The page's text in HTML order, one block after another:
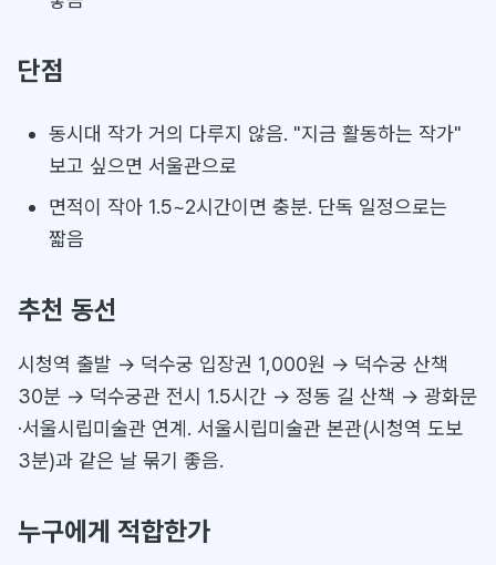
단점
동시대 작가 거의 다루지 않음. "지금 활동하는 작가"
보고 싶으면 서울관으로
면적이 작아 1.5~2시간이면 충분. 단독 일정으로는
짧음
추천 동선
시청역 출발 → 덕수궁 입장권 1,000원 → 덕수궁 산책
30분 → 덕수궁관 전시 1.5시간 → 정동 길 산책 → 광화문
·서울시립미술관 연계. 서울시립미술관 본관(시청역 도보
3분)과 같은 날 묶기 좋음.
누구에게 적합한가